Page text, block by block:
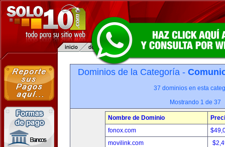
Dominios de la Categoría -
37 dominios en esta
Mostrando 1 de 37
Nombre de Dominio
fonox.com
movilink.com